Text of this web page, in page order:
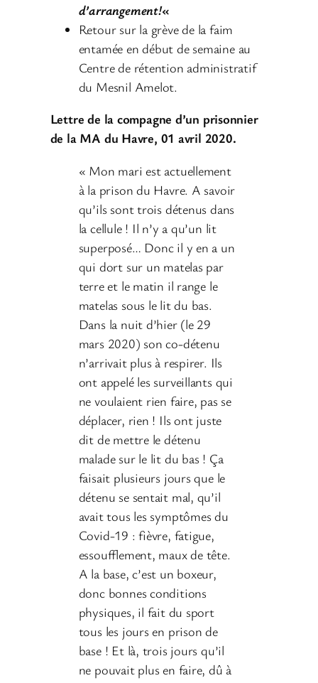
d’arrangement!«
Retour sur la grève de la faim
entamée en début de semaine au
Centre de rétention administratif
du Mesnil Amelot.
Lettre de la compagne d’un prisonnier
de la MA du Havre, 01 avril 2020.
« Mon mari est actuellement
à la prison du Havre. A savoir
qu’ils sont trois détenus dans
la cellule ! Il n’y a qu’un lit
superposé… Donc il y en a un
qui dort sur un matelas par
terre et le matin il range le
matelas sous le lit du bas.
Dans la nuit d’hier (le 29
mars 2020) son co-détenu
n’arrivait plus à respirer. Ils
ont appelé les surveillants qui
ne voulaient rien faire, pas se
déplacer, rien ! Ils ont juste
dit de mettre le détenu
malade sur le lit du bas ! Ça
faisait plusieurs jours que le
détenu se sentait mal, qu’il
avait tous les symptômes du
Covid-19 : fièvre, fatigue,
essoufflement, maux de tête.
A la base, c’est un boxeur,
donc bonnes conditions
physiques, il fait du sport
tous les jours en prison de
base ! Et là, trois jours qu’il
ne pouvait plus en faire, dû à